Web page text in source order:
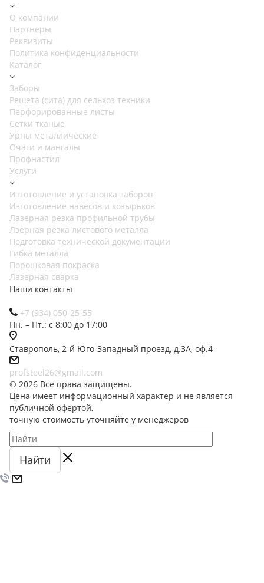
О компании
Партнеры
Реквизиты
Политика конфиденциальности
Каталог
Заборы
Решета (сита) для сельхоз техники
Перфорированные листы
Сетки тканые
Урны металлические
Очаги и мангалы
Профнастил
Услуги
Изготовление и установка заборов
Изготовление навесов и козырьков
Лазерная резка профильной трубы
Лзерная резка листового металла
Подготовка технической документации
Гибка металла
Порошковая покраска
Лазерная сварка
Наши контакты
+7 (934) 050-25-55
Пн. – Пт.: с 8:00 до 17:00
Ставрополь, 2-й Юго-Западный проезд, д.3А, оф.4
profsteel26@gmail.com
© 2026 Все права защищены.
Цена имеет информационный характер и не является
публичной офертой,
точную стоимость уточняйте у менеджеров
Найти